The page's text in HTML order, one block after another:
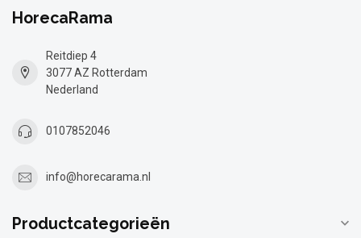
HorecaRama
Reitdiep 4
3077 AZ Rotterdam
Nederland
0107852046
info@horecarama.nl
Productcategorieën